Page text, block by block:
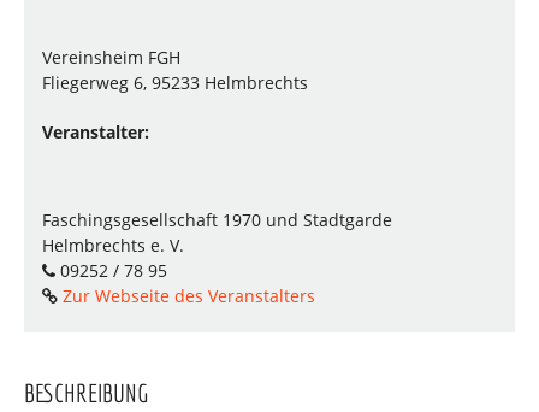
Vereinsheim FGH
Fliegerweg 6, 95233 Helmbrechts
Veranstalter:
Faschingsgesellschaft 1970 und Stadtgarde
Helmbrechts e. V.
09252 / 78 95
Zur Webseite des Veranstalters
BESCHREIBUNG